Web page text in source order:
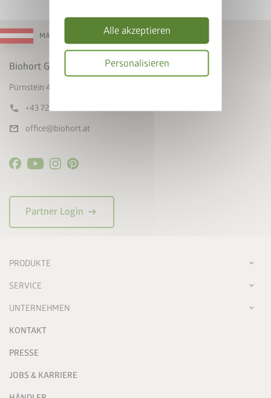
Alle akzeptieren
Personalisieren
MADE IN AUSTRIA
Biohort GmbH
Pürnstein 43, A-4120 Neufelden
call +43 7282 / 7788 0
mail office@biohort.at
Partner Login arrow_right_alt
PRODUKTE
SERVICE
UNTERNEHMEN
KONTAKT
PRESSE
JOBS & KARRIERE